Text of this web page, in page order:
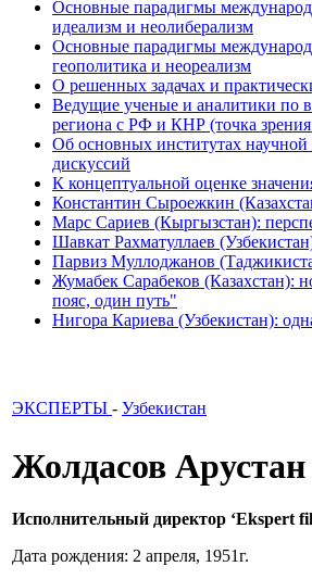
Основные парадигмы
идеализм и неолиберализм
Основные парадигмы
геополитика и неореализм
О решенных задачах и
Ведущие ученые и аналитики по
региона с РФ и КНР (точка
Об основных институтах
дискуссий
К концептуальной оценке
Константин Сыроежкин
Марс Сариев (Кыргызстан):
Шавкат Рахматуллаев
Парвиз Муллоджанов
Жумабек Сарабеков (Казахстан):
пояс, один путь"
Нигора Кариева (Узбекистан):
ЭКСПЕРТЫ - Узбекистан
Жолдасов Арустан
Исполнительный директор ‘Ekspert
Дата рождения: 2 апреля, 1951г.